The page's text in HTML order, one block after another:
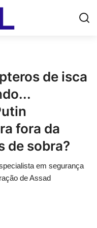
de isca
fora da
de sobra?
em segurança
de Assad